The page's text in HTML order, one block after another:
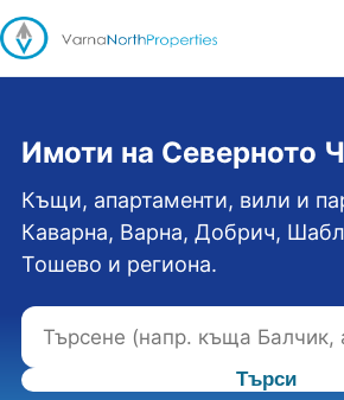
Имоти на Северното
Къщи, апартаменти, вили и
Каварна, Варна, Добрич,
Тошево и региона.
Търси